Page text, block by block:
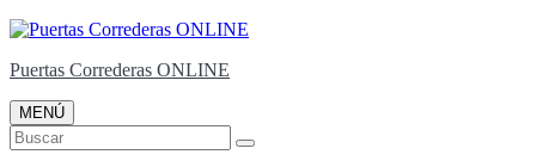
Puertas Correderas ONLINE
MENÚ
Buscar